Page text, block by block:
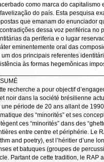
como marca do
do país. Esta pesquisa
que emanam do enunciador
dessa voz periférica no
da periferia e o lugar
eminentemente oral das
um dos principais referentes
às formas hegemônicas
recherche a pour objectif
noir dans la société brésilienne
une période de 20 ans allant de
des “minorités” et ses
ces “minorités” dans des
entre centre et périphérie. Le
and poetry), est l’héritier d’une
et batuques (groupes de
Partant de cette tradition, le RAP